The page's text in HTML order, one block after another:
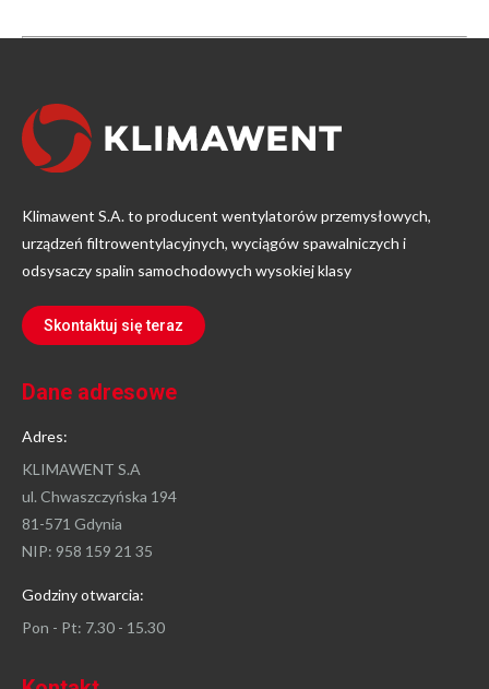
Klimawent S.A. to producent wentylatorów przemysłowych,
urządzeń filtrowentylacyjnych, wyciągów spawalniczych i
odsysaczy spalin samochodowych wysokiej klasy
Skontaktuj się teraz
Dane adresowe
Adres:
KLIMAWENT S.A
ul. Chwaszczyńska 194
81-571 Gdynia
NIP: 958 159 21 35
Godziny otwarcia:
Pon - Pt: 7.30 - 15.30